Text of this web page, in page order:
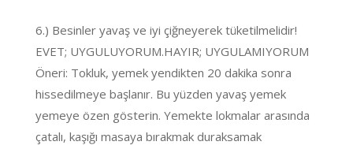
6.) Besinler yavaş ve iyi çiğneyerek tüketilmelidir!
EVET; UYGULUYORUM.HAYIR; UYGULAMIYORUM
Öneri: Tokluk, yemek yendikten 20 dakika sonra
hissedilmeye başlanır. Bu yüzden yavaş yemek
yemeye özen gösterin. Yemekte lokmalar arasında
çatalı, kaşığı masaya bırakmak duraksamak